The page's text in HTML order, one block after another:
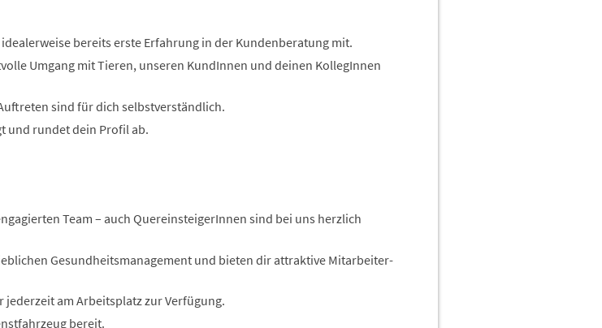
bereits erste Erfahrung in der Kundenberatung mit.
Umgang mit Tieren, unseren KundInnen und deinen KollegInnen
sind für dich selbstverständlich.
und rundet dein Profil ab.
Team – auch QuereinsteigerInnen sind bei uns herzlich
Gesundheitsmanagement und bieten dir attraktive Mitarbeiter-
am Arbeitsplatz zur Verfügung.
bereit.